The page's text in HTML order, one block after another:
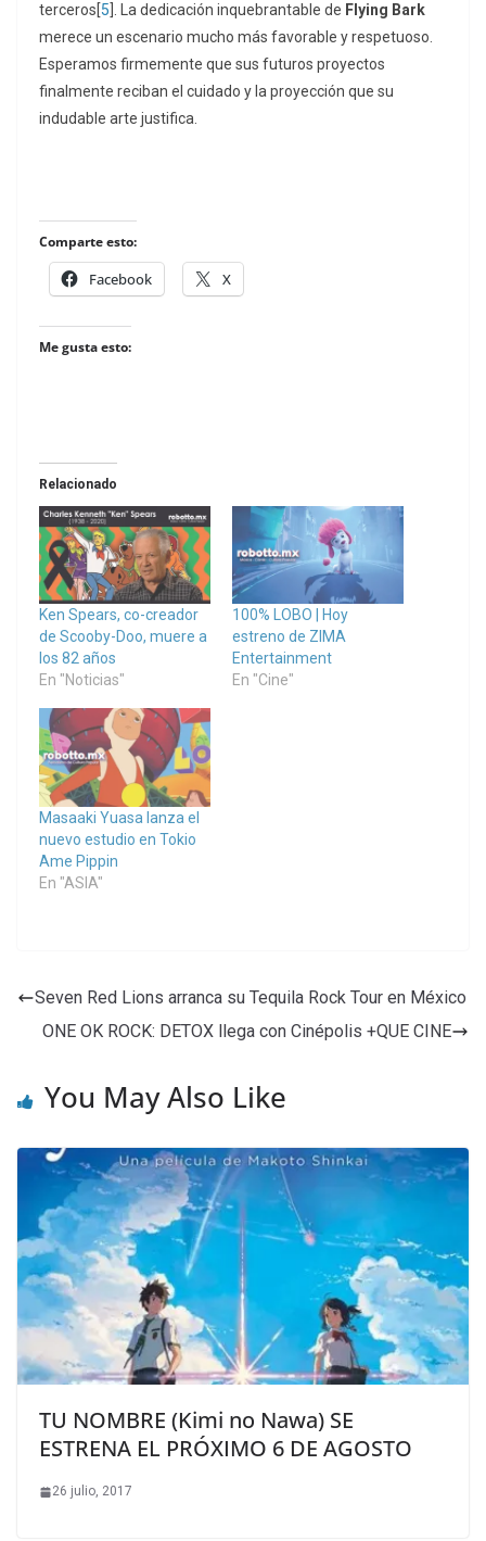
terceros[5 ]. La dedicación inquebrantable de Flying Bark
merece un escenario mucho más favorable y respetuoso.
Esperamos firmemente que sus futuros proyectos
finalmente reciban el cuidado y la proyección que su
indudable arte justifica.
Comparte esto:
Facebook X
Me gusta esto:
Relacionado
Ken Spears, co-creador
de Scooby-Doo, muere a
los 82 años
En "Noticias"
100% LOBO | Hoy
estreno de ZIMA
Entertainment
En "Cine"
Masaaki Yuasa lanza el
nuevo estudio en Tokio
Ame Pippin
En "ASIA"
Seven Red Lions arranca su Tequila Rock Tour en México
ONE OK ROCK: DETOX llega con Cinépolis +QUE CINE
You May Also Like
TU NOMBRE (Kimi no Nawa) SE
ESTRENA EL PRÓXIMO 6 DE AGOSTO
26 julio, 2017